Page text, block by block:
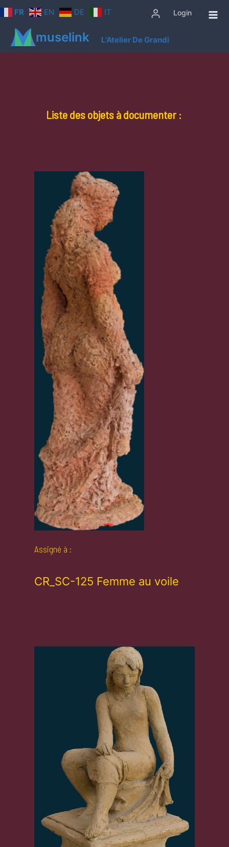
Aller
au
contenu
FR EN DE IT Login
muselink L'Atelier De Grandi
Liste des objets à documenter :
Assigné à :
CR_SC-125 Femme au voile